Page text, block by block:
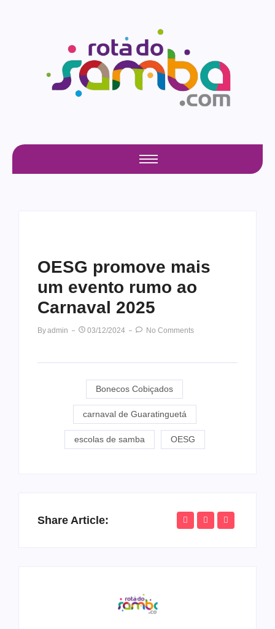
OESG promove mais
um evento rumo ao
Carnaval 2025
ByAdmin 03/12/2024 No Comments
Bonecos Cobiçados
carnaval de Guaratinguetá
escolas de samba OESG
Share Article: